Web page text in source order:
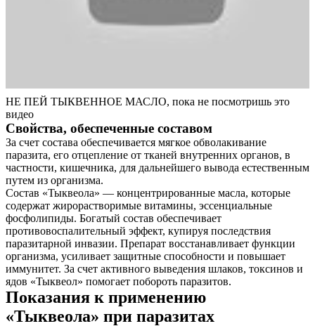
НЕ ПЕЙ ТЫКВЕННОЕ МАСЛО, пока не посмотришь это
видео
Свойства, обеспеченные составом
За счет состава обеспечивается мягкое обволакивание
паразита, его отцепление от тканей внутренних органов, в
частности, кишечника, для дальнейшего вывода естественным
путем из организма.
Состав «Тыквеола» — концентрированные масла, которые
содержат жирорастворимые витамины, эссенциальные
фосфолипиды. Богатый состав обеспечивает
противовоспалительный эффект, купируя последствия
паразитарной инвазии. Препарат восстанавливает функции
организма, усиливает защитные способности и повышает
иммунитет. За счет активного выведения шлаков, токсинов и
ядов «Тыквеол» помогает побороть паразитов.
Показания к применению
«Тыквеола» при паразитах